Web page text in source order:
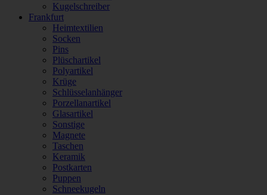
Kugelschreiber
Frankfurt
Heimtextilien
Socken
Pins
Plüschartikel
Polyartikel
Krüge
Schlüsselanhänger
Porzellanartikel
Glasartikel
Sonstige
Magnete
Taschen
Keramik
Postkarten
Puppen
Schneekugeln